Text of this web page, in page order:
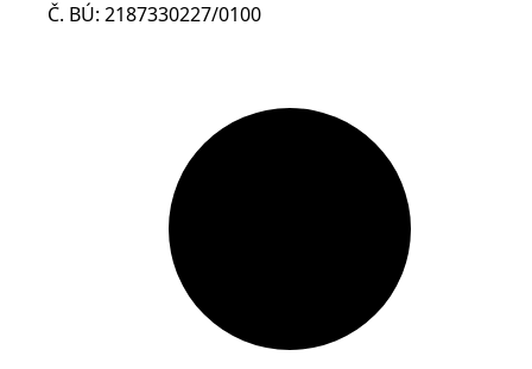
Č. BÚ: 2187330227/0100